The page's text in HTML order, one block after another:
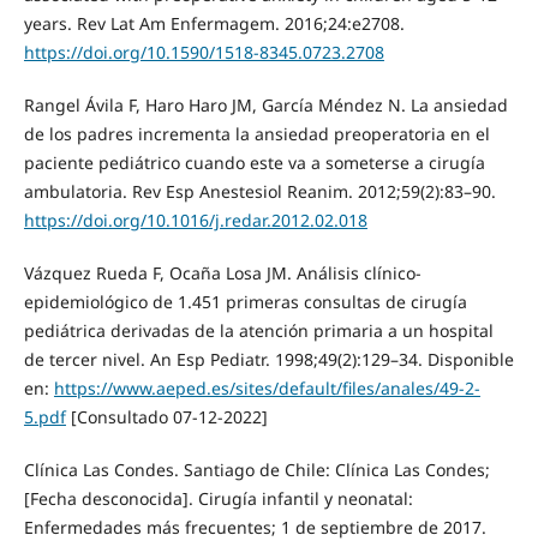
years. Rev Lat Am Enfermagem. 2016;24:e2708.
https://doi.org/10.1590/1518-8345.0723.2708
Rangel Ávila F, Haro Haro JM, García Méndez N. La ansiedad
de los padres incrementa la ansiedad preoperatoria en el
paciente pediátrico cuando este va a someterse a cirugía
ambulatoria. Rev Esp Anestesiol Reanim. 2012;59(2):83–90.
https://doi.org/10.1016/j.redar.2012.02.018
Vázquez Rueda F, Ocaña Losa JM. Análisis clínico-
epidemiológico de 1.451 primeras consultas de cirugía
pediátrica derivadas de la atención primaria a un hospital
de tercer nivel. An Esp Pediatr. 1998;49(2):129–34. Disponible
en: https://www.aeped.es/sites/default/files/anales/49-2-
5.pdf[Consultado 07-12-2022]
Clínica Las Condes. Santiago de Chile: Clínica Las Condes;
[Fecha desconocida]. Cirugía infantil y neonatal:
Enfermedades más frecuentes; 1 de septiembre de 2017.